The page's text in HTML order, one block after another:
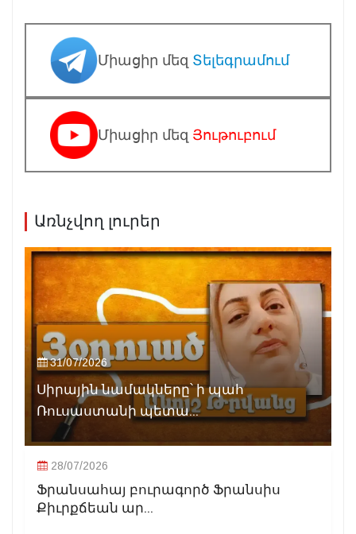
Միացիր մեզ Տելեգրամում
Միացիր մեզ Յութուբում
Առնչվող լուրեր
31/07/2026
Սիրային նամակները՝ ի պահ
Ռուսաստանի պետա...
28/07/2026
Ֆրանսահայ բուրագործ Ֆրանսիս
Քիւրքճեան ար...